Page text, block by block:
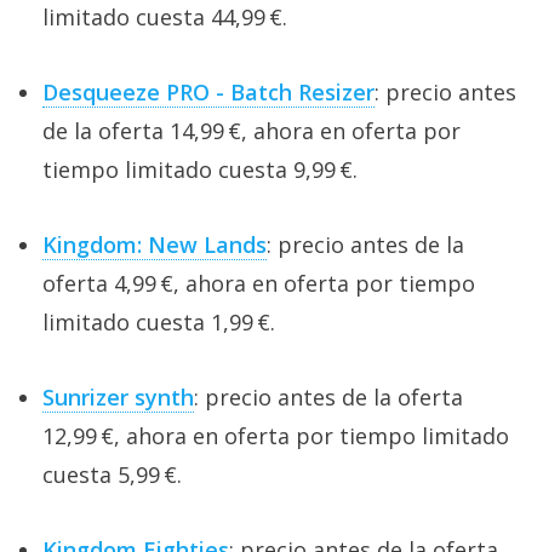
limitado cuesta 44,99 €.
Desqueeze PRO - Batch Resizer: precio antes
de la oferta 14,99 €, ahora en oferta por
tiempo limitado cuesta 9,99 €.
Kingdom: New Lands: precio antes de la
oferta 4,99 €, ahora en oferta por tiempo
limitado cuesta 1,99 €.
Sunrizer synth: precio antes de la oferta
12,99 €, ahora en oferta por tiempo limitado
cuesta 5,99 €.